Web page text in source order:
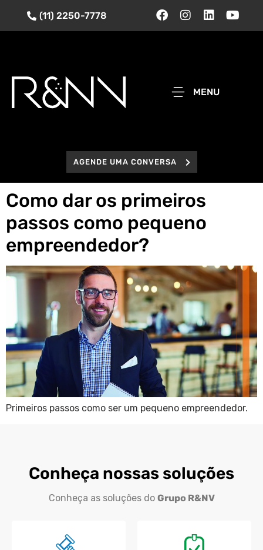
(11) 2250-7778
MENU
AGENDE UMA CONVERSA
Como dar os primeiros
passos como pequeno
empreendedor?
Primeiros passos como ser um pequeno empreendedor.
Conheça nossas soluções
Conheça as soluções do Grupo R&NV